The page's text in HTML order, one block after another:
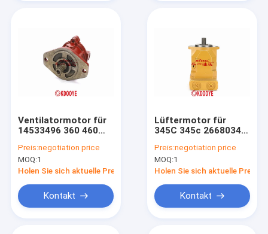
Ventilatormotor für
14533496 360 460
EC380 EC480 7KG
China neu
Preis:negotiation price
MOQ:1
Holen Sie sich aktuelle Preis
Kontakt
Lüftermotor für
345C 345c 2668034
neu
Preis:negotiation price
MOQ:1
Holen Sie sich aktuelle Preis
Kontakt